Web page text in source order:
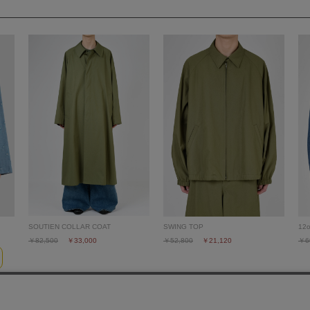
SOUTIEN COLLAR COAT
￥82,500
￥33,000
SWING TOP
￥52,800
￥21,120
￥